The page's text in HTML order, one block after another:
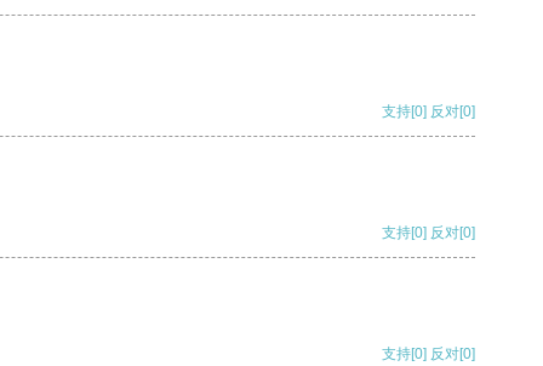
支持[0] 反对[0]
支持[0] 反对[0]
支持[0] 反对[0]